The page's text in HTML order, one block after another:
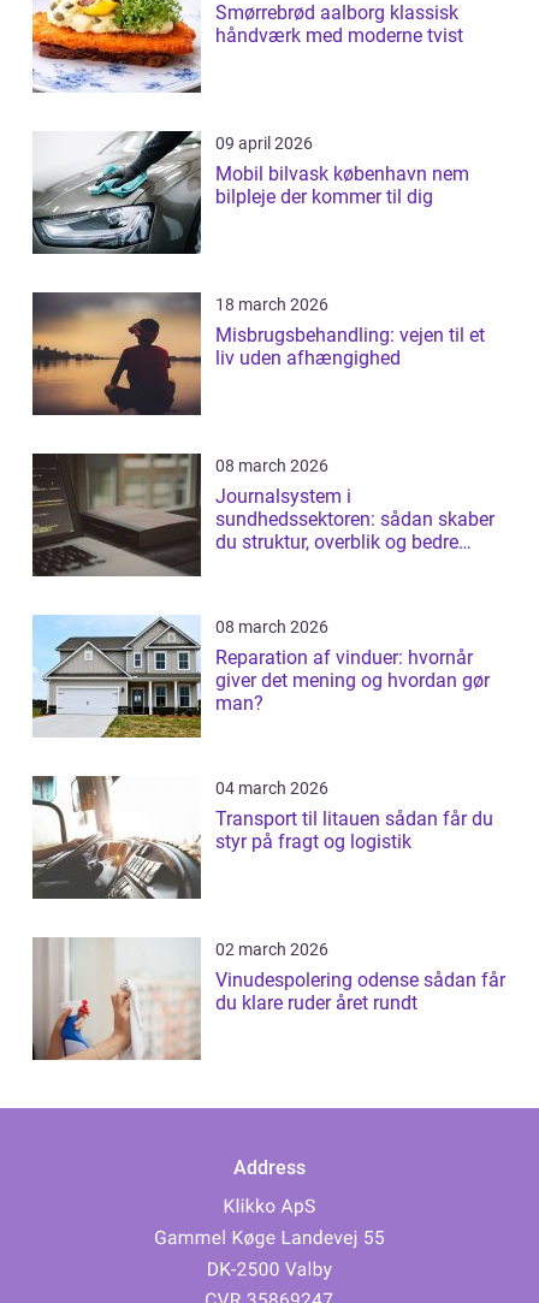
Smørrebrød aalborg klassisk
håndværk med moderne tvist
09 april 2026
Mobil bilvask københavn nem
bilpleje der kommer til dig
18 march 2026
Misbrugsbehandling: vejen til et
liv uden afhængighed
08 march 2026
Journalsystem i
sundhedssektoren: sådan skaber
du struktur, overblik og bedre
08 march 2026
Reparation af vinduer: hvornår
giver det mening og hvordan gør
man?
04 march 2026
Transport til litauen sådan får du
styr på fragt og logistik
02 march 2026
Vinudespolering odense sådan får
du klare ruder året rundt
Address